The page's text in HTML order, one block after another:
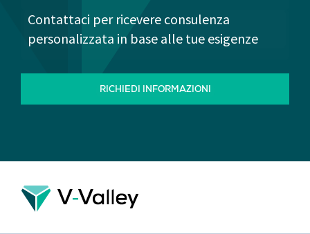
Contattaci per ricevere consulenza
personalizzata in base alle tue esigenze
RICHIEDI INFORMAZIONI